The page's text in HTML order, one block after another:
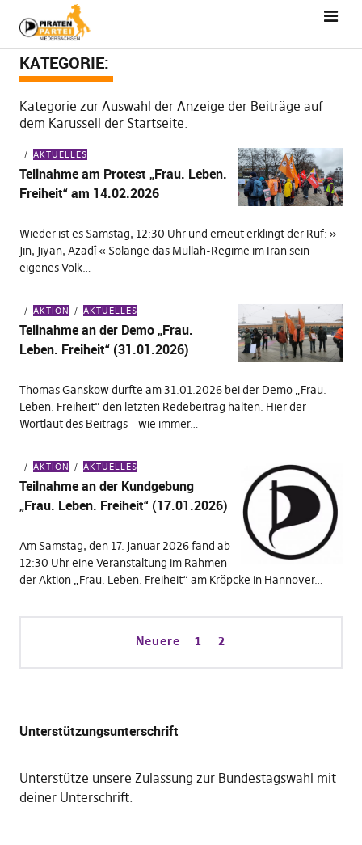
KATEGORIE:
Kategorie zur Auswahl der Anzeige der Beiträge auf
dem Karussell der Startseite.
AKTUELLES
Teilnahme am Protest „Frau. Leben.
Freiheit“ am 14.02.2026
Wieder ist es Samstag, 12:30 Uhr und erneut erklingt der Ruf: »
Jin, Jiyan, Azadî « Solange das Mullah-Regime im Iran sein
eigenes Volk…
AKTION AKTUELLES
Teilnahme an der Demo „Frau.
Leben. Freiheit“ (31.01.2026)
Thomas Ganskow durfte am 31.01.2026 bei der Demo „Frau.
Leben. Freiheit“ den letzten Redebeitrag halten. Hier der
Wortlaut des Beitrags – wie immer…
AKTION AKTUELLES
Teilnahme an der Kundgebung
„Frau. Leben. Freiheit“ (17.01.2026)
Am Samstag, den 17. Januar 2026 fand ab
12:30 Uhr eine Veranstaltung im Rahmen
der Aktion „Frau. Leben. Freiheit“ am Kröpcke in Hannover…
Neuere 1 2
Unterstützungsunterschrift
Unterstütze unsere Zulassung zur Bundestagswahl mit
deiner Unterschrift.